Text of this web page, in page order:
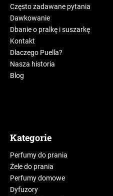
Często zadawane pytania
Dawkowanie
Dbanie o pralkę i suszarkę
Kontakt
Dlaczego Puella?
Nasza historia
Blog
Kategorie
Perfumy do prania
Żele do prania
Perfumy domowe
Dyfuzory